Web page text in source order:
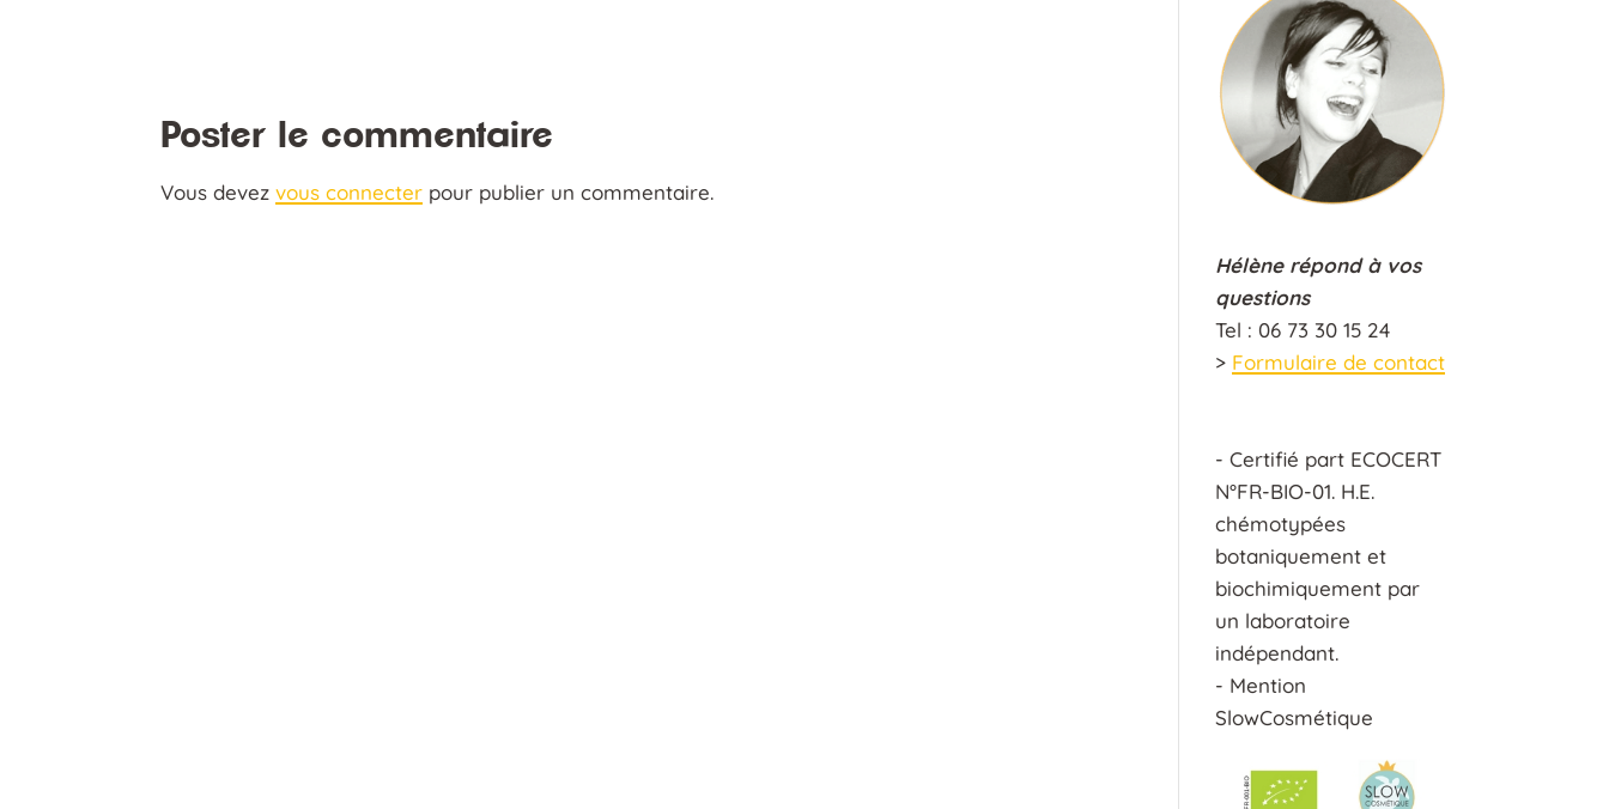
Poster le commentaire
Vous devezvous connecter pour publier un commentaire.
Hélène répond à vos
questions
Tel : 06 73 30 15 24
> Formulaire de contact
- Certifié part ECOCERT
N°FR-BIO-01. H.E.
chémotypées
botaniquement et
biochimiquement par
un laboratoire
indépendant.
- Mention
SlowCosmétique